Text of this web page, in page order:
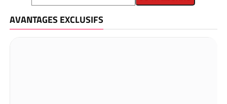
AVANTAGES EXCLUSIFS